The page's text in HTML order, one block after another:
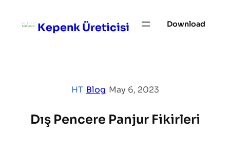
Kepenk Üreticisi Download
HT Blog May 6, 2023
Dış Pencere Panjur Fikirleri